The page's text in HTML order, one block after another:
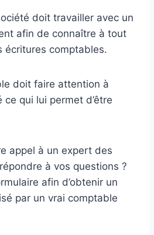
doit travailler avec un
afin de connaître à tout
écritures comptables.
doit faire attention à
qui lui permet d’être
appel à un expert des
à vos questions ?
afin d’obtenir un
par un vrai comptable